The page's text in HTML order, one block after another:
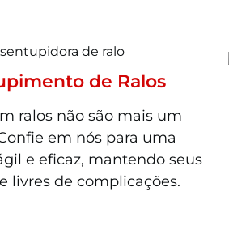
de Ralos
ralos não são mais um
em nós para uma
e eficaz, mantendo seus
livres de complicações.